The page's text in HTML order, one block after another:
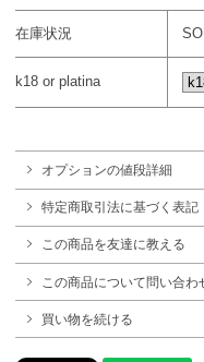
在庫状況
k18 or platina
オプションの値段詳細
特定商取引法に基づく表記
この商品を友達に教える
この商品について問い合わ
買い物を続ける